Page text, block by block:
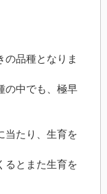
の品種となりま
の中でも、極早
当たり、生育を
るとまた生育を